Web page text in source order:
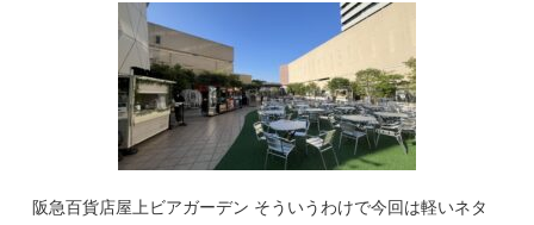
阪急百貨店屋上ビアガーデン そういうわけで今回は軽いネタ